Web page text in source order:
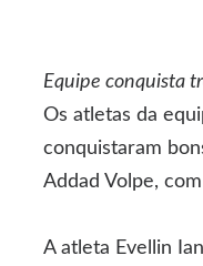
Equipe conquista
Os atletas da
conquistaram
Addad Volpe,
A atleta Evellin